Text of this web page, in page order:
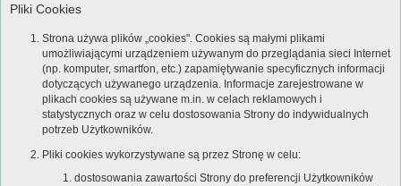
Pliki Cookies
Strona używa plików „cookies". Cookies są małymi plikami
umożliwiającymi urządzeniem używanym do przeglądania sieci Internet
(np. komputer, smartfon, etc.) zapamiętywanie specyficznych informacji
dotyczących używanego urządzenia. Informacje zarejestrowane w
plikach cookies są używane m.in. w celach reklamowych i
statystycznych oraz w celu dostosowania Strony do indywidualnych
potrzeb Użytkowników.
Pliki cookies wykorzystywane są przez Stronę w celu:
dostosowania zawartości Strony do preferencji Użytkowników